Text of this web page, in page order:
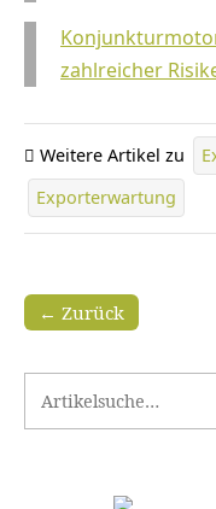
zahlreicher
Weitere Artikel zu
Exporterwartung
← Zurück